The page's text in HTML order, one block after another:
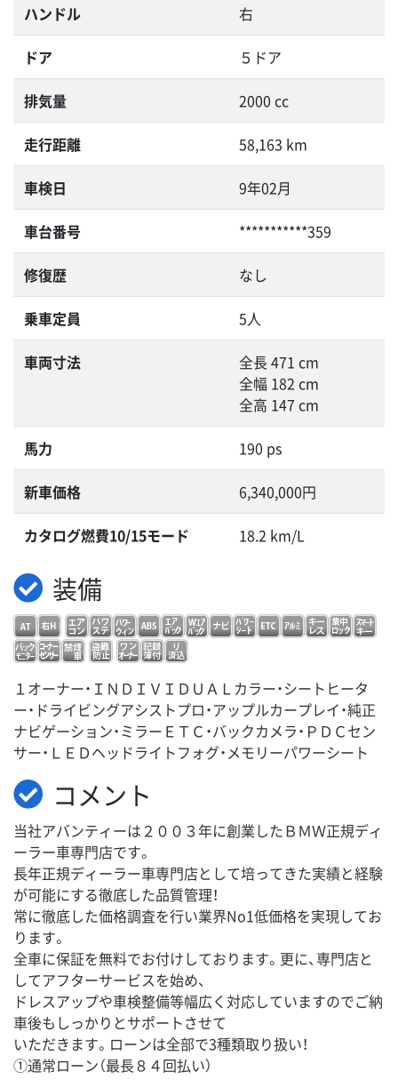
ハンドル 右
ドア ５ドア
排気量 2000 cc
走行距離 58,163 km
車検日 9年02月
車台番号 ***********359
修復歴 なし
乗車定員 5人
車両寸法
全長 471 cm
全幅 182 cm
全高 147 cm
馬力 190 ps
新車価格 6,340,000円
カタログ燃費10/15モード 18.2 km/L
装備
１オーナー・ＩＮＤＩＶＩＤＵＡＬカラー・シートヒータ
ー・ドライビングアシストプロ・アップルカープレイ・純正
ナビゲーション・ミラーＥＴＣ・バックカメラ・ＰＤＣセン
サー・ＬＥＤヘッドライトフォグ・メモリーパワーシート
コメント
当社アバンティーは２００３年に創業したＢＭＷ正規ディ
ーラー車専門店です。
長年正規ディーラー車専門店として培ってきた実績と経験
が可能にする徹底した品質管理！
常に徹底した価格調査を行い業界No1低価格を実現してお
ります。
全車に保証を無料でお付けしております。更に、専門店と
してアフターサービスを始め、
ドレスアップや車検整備等幅広く対応していますのでご納
車後もしっかりとサポートさせて
いただきます。ローンは全部で3種類取り扱い！
①通常ローン（最長８４回払い）